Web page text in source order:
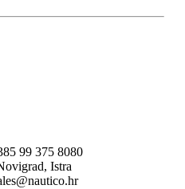
99 375 8080
Istra